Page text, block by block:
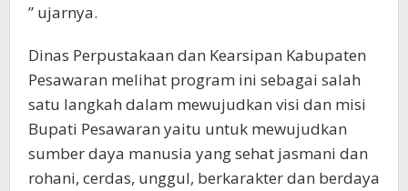
” ujarnya.
Dinas Perpustakaan dan Kearsipan Kabupaten
Pesawaran melihat program ini sebagai salah
satu langkah dalam mewujudkan visi dan misi
Bupati Pesawaran yaitu untuk mewujudkan
sumber daya manusia yang sehat jasmani dan
rohani, cerdas, unggul, berkarakter dan berdaya